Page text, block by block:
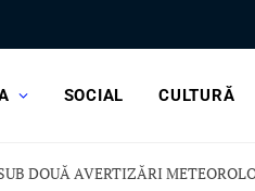
SOCIAL CULTURĂ